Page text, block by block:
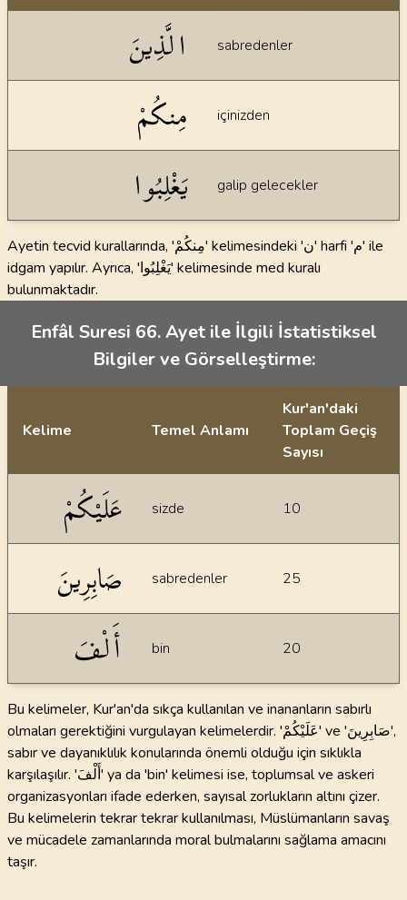
الَّذِينَ sabredenler
مِنكُمْ içinizden
يَغْلِبُوا galip gelecekler
Ayetin tecvid kurallarında, 'مِنكُمْ' kelimesindeki 'ن' harfi 'م' ile
idgam yapılır. Ayrıca, 'يَغْلِبُوا' kelimesinde med kuralı
bulunmaktadır.
Enfâl Suresi 66. Ayet ile İlgili İstatistiksel
Bilgiler ve Görselleştirme:
İstatiksel bilgiler
Kelime Temel Anlamı
Kur'an'daki
Toplam Geçiş
Sayısı
عَلَيْكُمْ sizde 10
صَابِرِينَ sabredenler 25
أَلْفَ bin 20
Bu kelimeler, Kur'an'da sıkça kullanılan ve inananların sabırlı
olmaları gerektiğini vurgulayan kelimelerdir. 'عَلَيْكُمْ' ve 'صَابِرِينَ',
sabır ve dayanıklılık konularında önemli olduğu için sıklıkla
karşılaşılır. 'أَلْفَ' ya da 'bin' kelimesi ise, toplumsal ve askeri
organizasyonları ifade ederken, sayısal zorlukların altını çizer.
Bu kelimelerin tekrar tekrar kullanılması, Müslümanların savaş
ve mücadele zamanlarında moral bulmalarını sağlama amacını
taşır.